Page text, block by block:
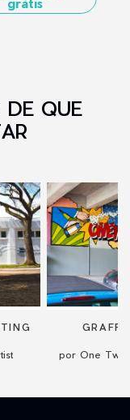
DE QUE
por One Two